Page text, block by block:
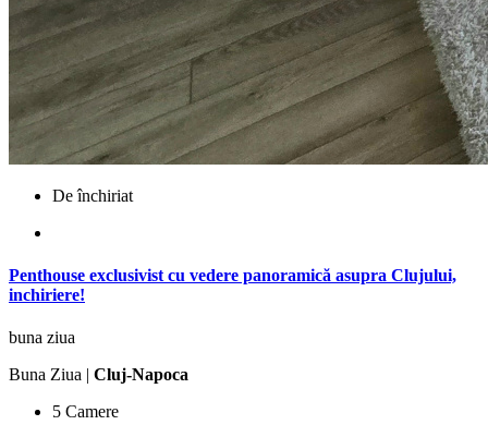
De închiriat
Penthouse exclusivist cu vedere panoramică asupra Clujului,
inchiriere!
buna ziua
Buna Ziua | Cluj-Napoca
5 Camere